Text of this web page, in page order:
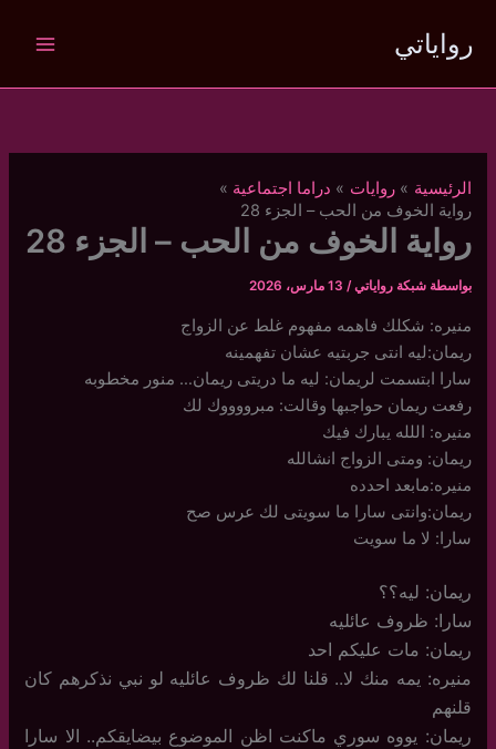
المحتوى
رواياتي
الرئيسية روايات
دراما اجتماعية
رواية الخوف من الحب – الجزء 28
رواية الخوف من الحب – الجزء 28
بواسطة شبكة رواياتي/ 13 مارس، 2026
منيره: شكلك فاهمه مفهوم غلط عن الزواج
ريمان:ليه انتى جربتيه عشان تفهمينه
سارا ابتسمت لريمان: ليه ما دريتى ريمان… منور مخطوبه
رفعت ريمان حواجبها وقالت: مبرووووك لك
منيره: اللله يبارك فيك
ريمان: ومتى الزواج انشالله
منيره:مابعد احدده
ريمان:وانتى سارا ما سويتى لك عرس صح
سارا: لا ما سويت
ريمان: ليه؟؟
سارا: ظروف عائليه
ريمان: مات عليكم احد
منيره: يمه منك لا.. قلنا لك ظروف عائليه لو نبي نذكرهم كان
قلنهم
ريمان: يووه سوري ماكنت اظن الموضوع بيضايقكم.. الا سارا